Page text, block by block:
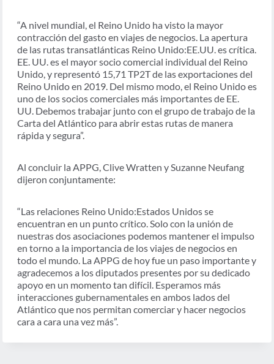
“A nivel mundial, el Reino Unido ha visto la mayor
contracción del gasto en viajes de negocios. La apertura
de las rutas transatlánticas Reino Unido:EE.UU. es crítica.
EE. UU. es el mayor socio comercial individual del Reino
Unido, y representó 15,71 TP2T de las exportaciones del
Reino Unido en 2019. Del mismo modo, el Reino Unido es
uno de los socios comerciales más importantes de EE.
UU. Debemos trabajar junto con el grupo de trabajo de la
Carta del Atlántico para abrir estas rutas de manera
rápida y segura”.
Al concluir la APPG, Clive Wratten y Suzanne Neufang
dijeron conjuntamente:
“Las relaciones Reino Unido:Estados Unidos se
encuentran en un punto crítico. Solo con la unión de
nuestras dos asociaciones podemos mantener el impulso
en torno a la importancia de los viajes de negocios en
todo el mundo. La APPG de hoy fue un paso importante y
agradecemos a los diputados presentes por su dedicado
apoyo en un momento tan difícil. Esperamos más
interacciones gubernamentales en ambos lados del
Atlántico que nos permitan comerciar y hacer negocios
cara a cara una vez más”.